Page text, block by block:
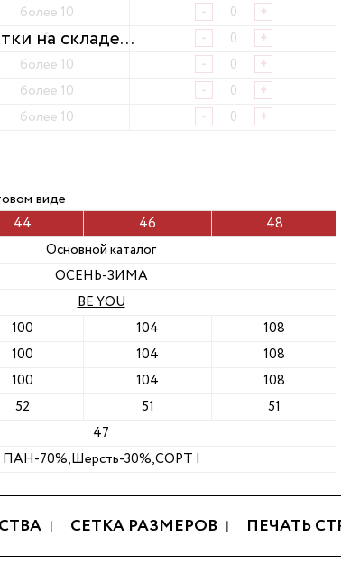
более 10 - +
6 - +
более 10 - +
более 10 - +
более 10 - +
виде
44 46
48
Основной каталог
ОСЕНЬ-ЗИМА
BE YOU
100 104
108
100 104
108
100 104
108
52 51
51
47
ПАН-70%,Шерсть-30%,СОРТ I
СЕТКА РАЗМЕРОВ ПЕЧАТЬ